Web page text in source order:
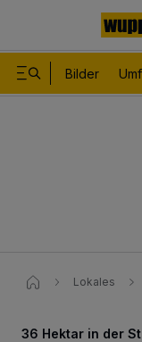
Bilder
Lokales
36 Hektar in der